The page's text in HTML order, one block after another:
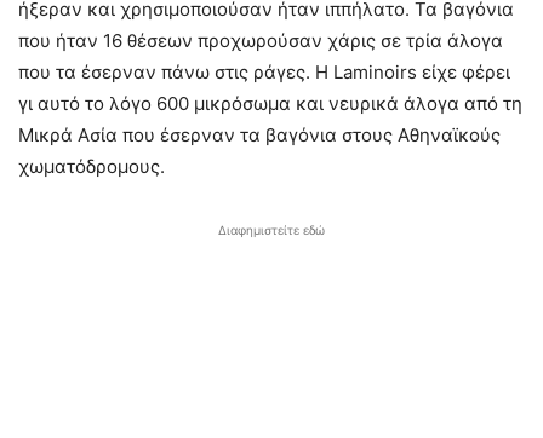
ήξεραν και χρησιμοποιούσαν ήταν ιππήλατο. Τα βαγόνια
που ήταν 16 θέσεων προχωρούσαν χάρις σε τρία άλογα
που τα έσερναν πάνω στις ράγες. Η Laminoirs είχε φέρει
γι αυτό το λόγο 600 μικρόσωμα και νευρικά άλογα από τη
Μικρά Ασία που έσερναν τα βαγόνια στους Αθηναϊκούς
χωματόδρομους.
Διαφημιστείτε εδώ